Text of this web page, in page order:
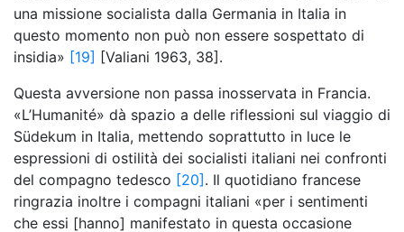
una missione socialista dalla Germania in Italia in
questo momento non può non essere sospettato di
insidia» [19] [Valiani 1963, 38].
Questa avversione non passa inosservata in Francia.
«L’Humanité» dà spazio a delle riflessioni sul viaggio di
Südekum in Italia, mettendo soprattutto in luce le
espressioni di ostilità dei socialisti italiani nei confronti
del compagno tedesco [20]. Il quotidiano francese
ringrazia inoltre i compagni italiani «per i sentimenti
che essi [hanno] manifestato in questa occasione